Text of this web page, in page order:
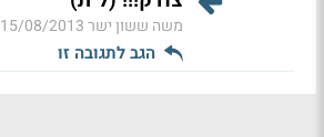
משה ששון ישר15/08/2013 18:08
הגב לתגובה זו